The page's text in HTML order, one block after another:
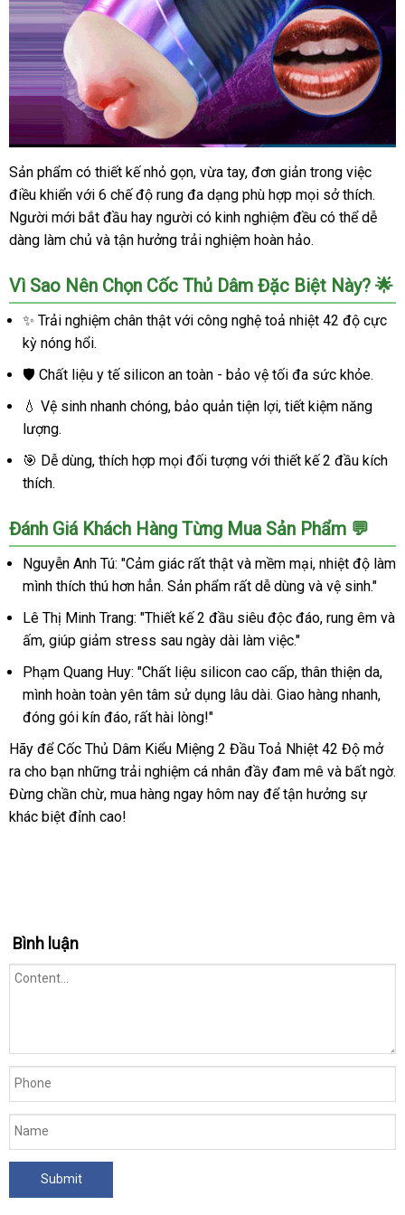
Âm
đạo
2
đầu
rung
nhẹ
nhiệt
kích
mạnh
Sản phẩm có thiết kế nhỏ gọn, vừa tay, đơn giản trong việc
điều khiển với 6 chế độ rung đa dạng phù hợp mọi sở thích.
Người mới bắt đầu hay người có kinh nghiệm đều có thể dễ
dàng làm chủ và tận hưởng trải nghiệm hoàn hảo.
Vì Sao Nên Chọn Cốc Thủ Dâm Đặc Biệt Này? 🌟
✨ Trải nghiệm chân thật với công nghệ toả nhiệt 42 độ cực
kỳ nóng hổi.
🛡️ Chất liệu y tế silicon an toàn - bảo vệ tối đa sức khỏe.
💧 Vệ sinh nhanh chóng, bảo quản tiện lợi, tiết kiệm năng
lượng.
🎯 Dễ dùng, thích hợp mọi đối tượng với thiết kế 2 đầu kích
thích.
Đánh Giá Khách Hàng Từng Mua Sản Phẩm 💬
Nguyễn Anh Tú: "Cảm giác rất thật và mềm mại, nhiệt độ làm
mình thích thú hơn hẳn. Sản phẩm rất dễ dùng và vệ sinh."
Lê Thị Minh Trang: "Thiết kế 2 đầu siêu độc đáo, rung êm và
ấm, giúp giảm stress sau ngày dài làm việc."
Phạm Quang Huy: "Chất liệu silicon cao cấp, thân thiện da,
mình hoàn toàn yên tâm sử dụng lâu dài. Giao hàng nhanh,
đóng gói kín đáo, rất hài lòng!"
Hãy để Cốc Thủ Dâm Kiểu Miệng 2 Đầu Toả Nhiệt 42 Độ mở
ra cho bạn những trải nghiệm cá nhân đầy đam mê và bất ngờ.
Đừng chần chừ, mua hàng ngay hôm nay để tận hưởng sự
khác biệt đỉnh cao!
Bình luận